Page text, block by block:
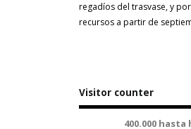
regadíos del trasvase, y
recursos a partir de
Visitor counter
400.000 hasta